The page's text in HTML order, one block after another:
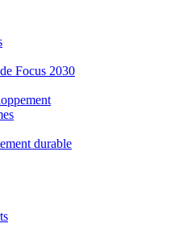
Focus 2030
durable